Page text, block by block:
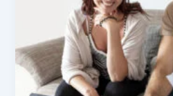
Alívio
Financeiro
Imediato!